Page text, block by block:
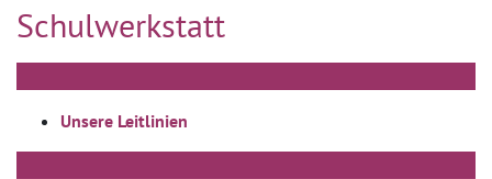
Schulwerkstatt
Unsere Leitlinien